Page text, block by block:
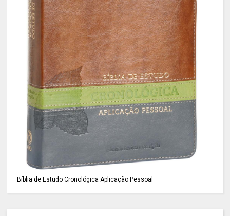
Bíblia de Estudo Cronológica Aplicação Pessoal